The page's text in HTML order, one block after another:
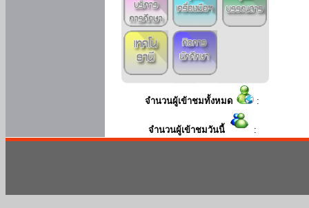
จำนวนผู้เข้าชมทั้งหมด :
จำนวนผู้เข้าชมวันนี้ :